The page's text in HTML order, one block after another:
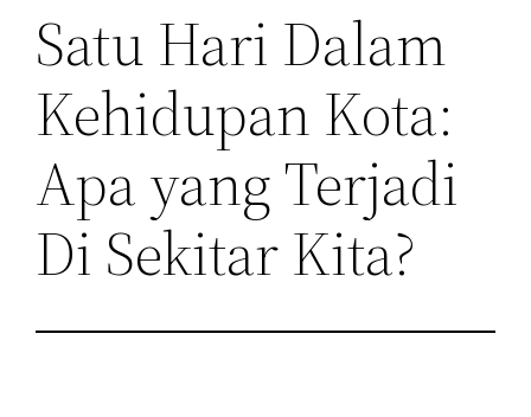
Satu Hari Dalam
Kehidupan Kota:
Apa yang Terjadi
Di Sekitar Kita?